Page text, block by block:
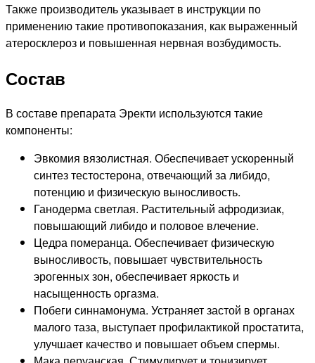
Также производитель указывает в инструкции по
применению такие противопоказания, как выраженный
атеросклероз и повышенная нервная возбудимость.
Состав
В составе препарата Эректи используются такие
компоненты:
Эвкомия вязолистная. Обеспечивает ускоренный
синтез тестостерона, отвечающий за либидо,
потенцию и физическую выносливость.
Ганодерма светлая. Растительный афродизиак,
повышающий либидо и половое влечение.
Цедра померанца. Обеспечивает физическую
выносливость, повышает чувствительность
эрогенных зон, обеспечивает яркость и
насыщенность оргазма.
Побеги синнамонума. Устраняет застой в органах
малого таза, выступает профилактикой простатита,
улучшает качество и повышает объем спермы.